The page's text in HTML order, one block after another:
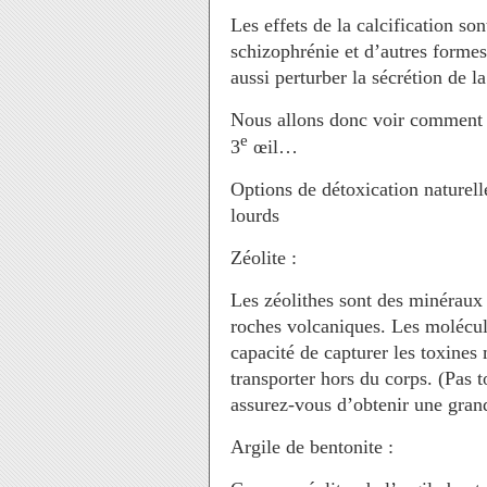
Les effets de la calcification
schizophrénie et d’autres
aussi perturber la sécrétion de
Nous allons donc voir
3e œil…
Options de détoxication
lourds
Zéolite :
Les zéolithes sont des
roches volcaniques. Les
capacité de capturer les
transporter hors du corps. (Pas
assurez-vous d’obtenir une
Argile de bentonite :